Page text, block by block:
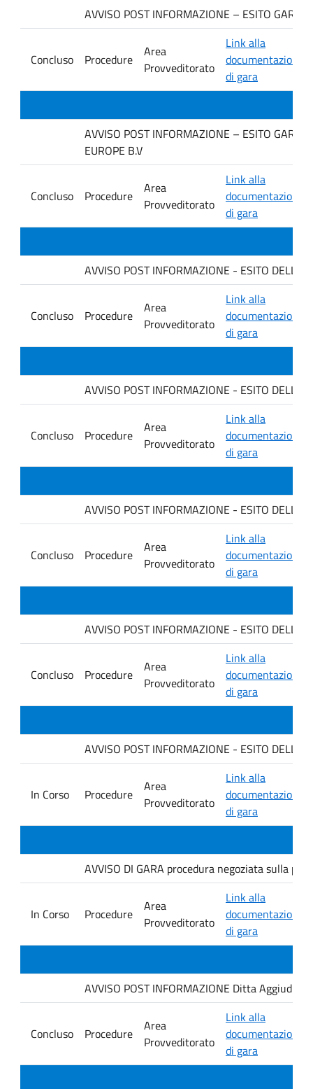
AVVISO POST INFORMAZIONE – ESITO GARA
Concluso Procedure
Area
Provveditorato
Link alla
documentazione
di gara
AVVISO POST INFORMAZIONE – ESITO GARA
EUROPE B.V
Concluso Procedure
Area
Provveditorato
Link alla
documentazione
di gara
AVVISO POST INFORMAZIONE - ESITO
Concluso Procedure
Area
Provveditorato
Link alla
documentazione
di gara
AVVISO POST INFORMAZIONE - ESITO
Concluso Procedure
Area
Provveditorato
Link alla
documentazione
di gara
AVVISO POST INFORMAZIONE - ESITO
Concluso Procedure
Area
Provveditorato
Link alla
documentazione
di gara
AVVISO POST INFORMAZIONE - ESITO
Concluso Procedure
Area
Provveditorato
Link alla
documentazione
di gara
AVVISO POST INFORMAZIONE - ESITO
In Corso Procedure
Area
Provveditorato
Link alla
documentazione
di gara
AVVISO DI GARA procedura negoziata sulla
In Corso Procedure
Area
Provveditorato
Link alla
documentazione
di gara
AVVISO POST INFORMAZIONE Ditta
Concluso Procedure
Area
Provveditorato
Link alla
documentazione
di gara